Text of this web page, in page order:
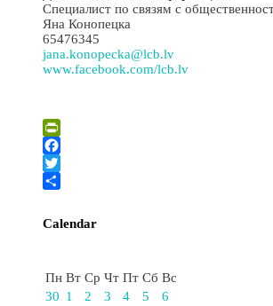
Специалист по связям с
Яна Конопецка
65476345
jana.konopecka@lcb.lv
www.facebook.com/lcb.lv
PrintFriendly
Facebook
Twitter
Calendar
Пн Вт Ср Чт Пт Сб Вс
30 1 2 3 4 5
6